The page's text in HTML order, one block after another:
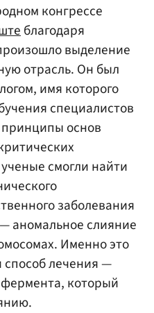
конгрессе
благодаря
выделение
отрасль. Он был
имя которого
специалистов
основ
смогли найти
заболевания
аномальное слияние
Именно это
способ лечения —
который